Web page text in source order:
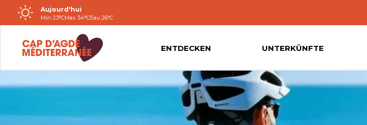
Passer
au
contenu
Aujourd'hui
Min 23°CMax 34°CEau 26°C
ENTDECKEN UNTERKÜNFTE